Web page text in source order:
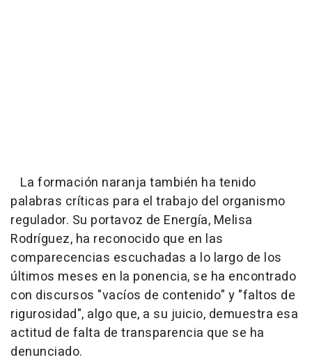
La formación naranja también ha tenido
palabras críticas para el trabajo del organismo
regulador. Su portavoz de Energía, Melisa
Rodríguez, ha reconocido que en las
comparecencias escuchadas a lo largo de los
últimos meses en la ponencia, se ha encontrado
con discursos "vacíos de contenido" y "faltos de
rigurosidad", algo que, a su juicio, demuestra esa
actitud de falta de transparencia que se ha
denunciado.